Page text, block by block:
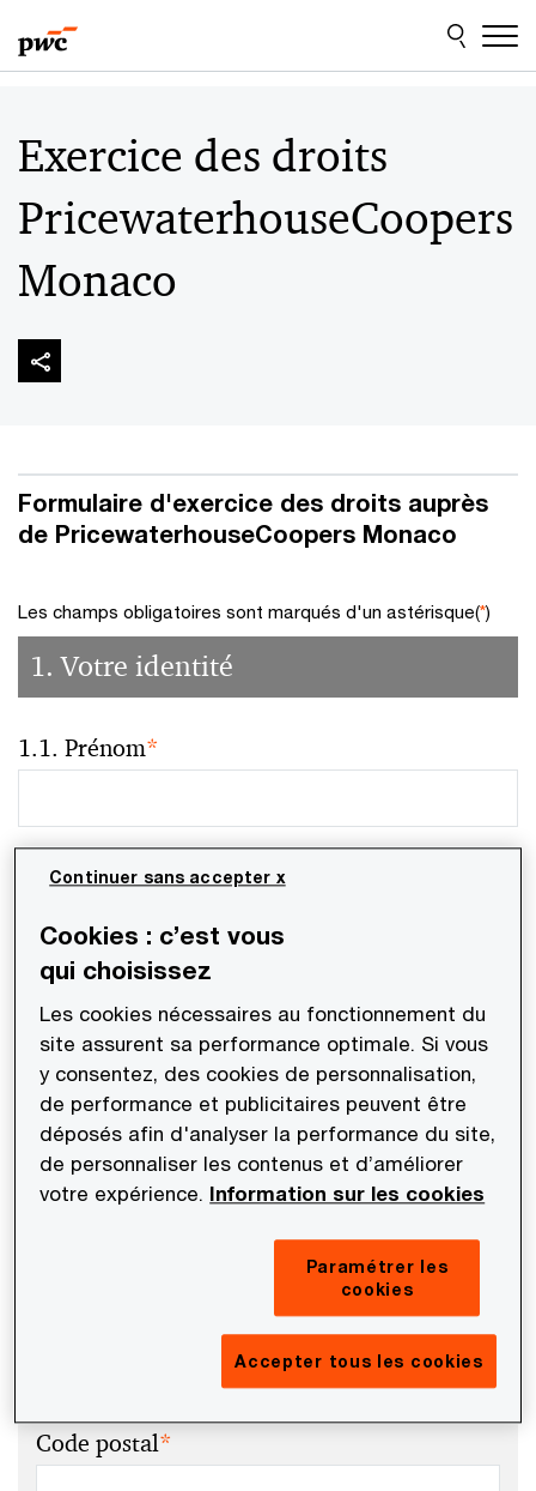
au
contenu
au
pied
Exercice des droits
PricewaterhouseCoopers
Monaco
Formulaire d'exercice des droits auprès
de PricewaterhouseCoopers Monaco
Les champs obligatoires sont marqués d'un astérisque(*)
1. Votre identité
1.1. Prénom*
1.2. Nom*
1.3. Courriel
1.4. Société
Code postal*
Cookies : c’est vous
qui choisissez
Les cookies nécessaires au fonctionnement du
site assurent sa performance optimale. Si vous
y consentez, des cookies de personnalisation,
de performance et publicitaires peuvent être
déposés afin d'analyser la performance du site,
de personnaliser les contenus et d’améliorer
votre expérience. Information sur les cookies
Paramétrer les
cookies
Accepter tous les cookies
Continuer sans accepter x